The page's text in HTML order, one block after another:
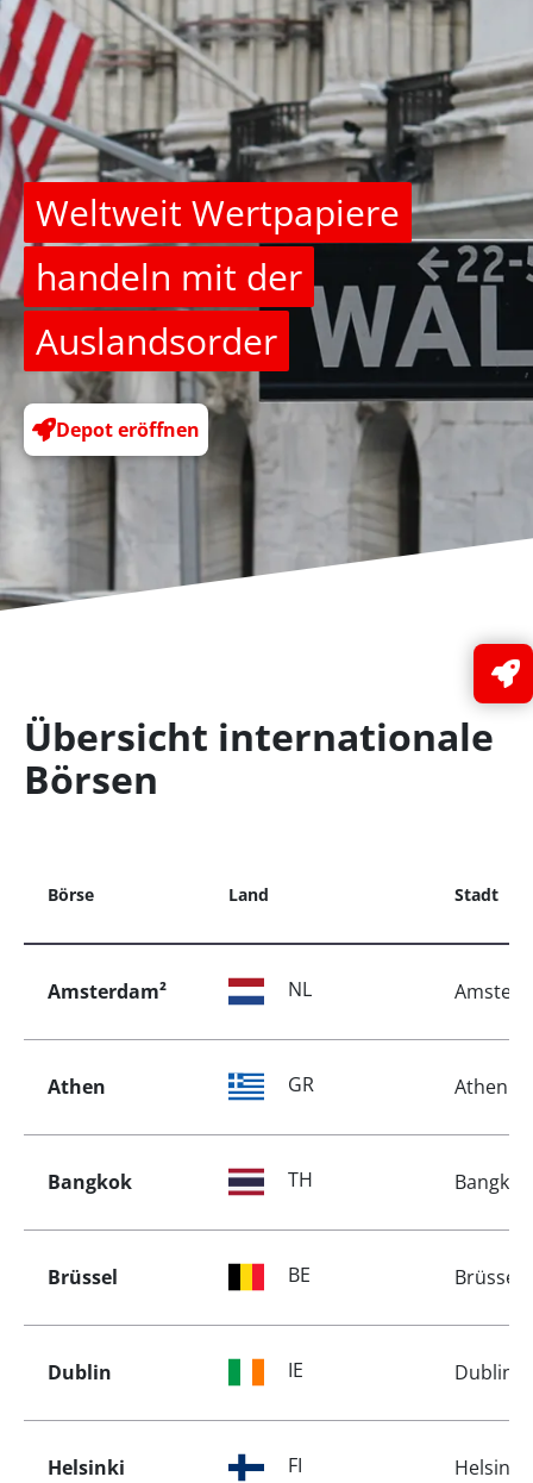
Weltweit Wertpapiere
handeln mit der
Auslandsorder
Depot eröffnen
Übersicht internationale
Börsen
Börse Land Stadt
Amsterdam² NL
Athen GR Athen
Bangkok TH Bangkok
Brüssel BE Brüssel
Dublin IE Dublin
Helsinki FI Helsinki